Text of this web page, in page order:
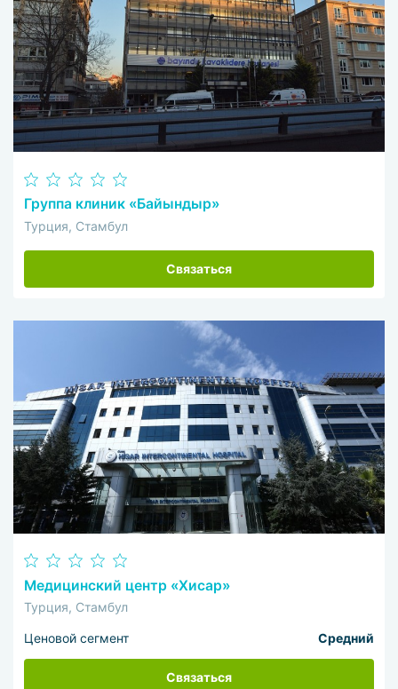
Группа клиник «Байындыр»
Турция, Стамбул
Связаться
Медицинский центр «Хисар»
Турция, Стамбул
Ценовой сегмент Средний
Связаться